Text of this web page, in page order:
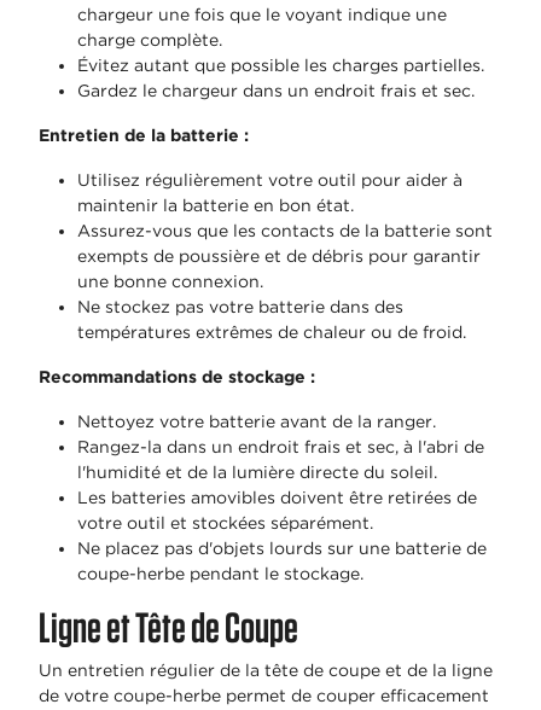
chargeur une fois que le voyant indique une
charge complète.
Évitez autant que possible les charges partielles.
Gardez le chargeur dans un endroit frais et sec.
Entretien de la batterie :
Utilisez régulièrement votre outil pour aider à
maintenir la batterie en bon état.
Assurez-vous que les contacts de la batterie sont
exempts de poussière et de débris pour garantir
une bonne connexion.
Ne stockez pas votre batterie dans des
températures extrêmes de chaleur ou de froid.
Recommandations de stockage :
Nettoyez votre batterie avant de la ranger.
Rangez-la dans un endroit frais et sec, à l'abri de
l'humidité et de la lumière directe du soleil.
Les batteries amovibles doivent être retirées de
votre outil et stockées séparément.
Ne placez pas d'objets lourds sur une batterie de
coupe-herbe pendant le stockage.
Ligne et Tête de Coupe
Un entretien régulier de la tête de coupe et de la ligne
de votre coupe-herbe permet de couper efficacement